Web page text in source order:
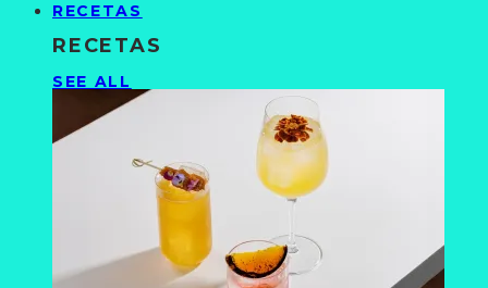
RECETAS
RECETAS
SEE ALL